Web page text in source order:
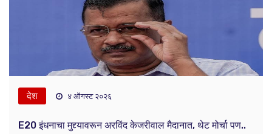
देश ४ ऑगस्ट २०२६
E20 इंधनाचा मुद्द्यावरून अरविंद केजरीवाल मैदानात, थेट मोर्चा पण..